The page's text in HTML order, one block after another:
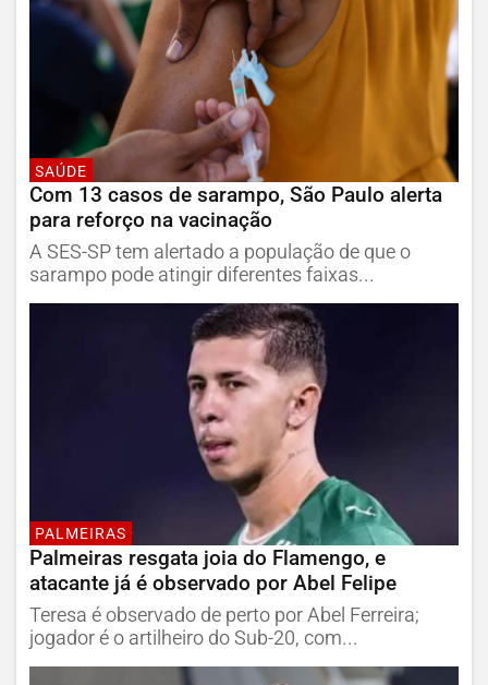
SAÚDE
Com 13 casos de sarampo, São Paulo alerta
para reforço na vacinação
A SES-SP tem alertado a população de que o
sarampo pode atingir diferentes faixas...
PALMEIRAS
Palmeiras resgata joia do Flamengo, e
atacante já é observado por Abel Felipe
Teresa é observado de perto por Abel Ferreira;
jogador é o artilheiro do Sub-20, com...